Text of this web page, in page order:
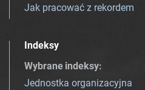
Jak pracować z rekordem
Indeksy
Wybrane indeksy:
Jednostka organizacyjna